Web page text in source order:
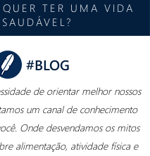
TER UMA VIDA
SAUDÁVEL?
#BLOG
de orientar melhor nossos
um canal de conhecimento
Onde desvendamos os mitos
alimentação, atividade física e